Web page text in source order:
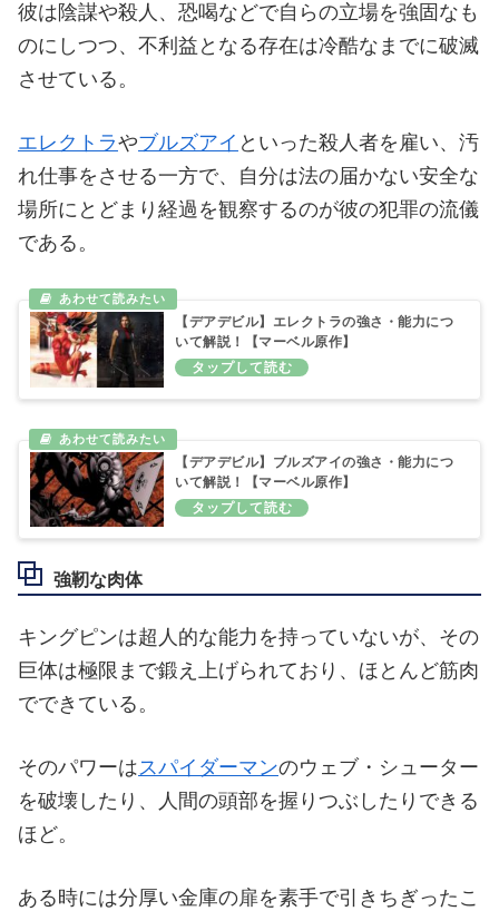
彼は陰謀や殺人、恐喝などで自らの立場を強固なも
のにしつつ、不利益となる存在は冷酷なまでに破滅
させている。
エレクトラやブルズアイ といった殺人者を雇い、汚
れ仕事をさせる一方で、自分は法の届かない安全な
場所にとどまり経過を観察するのが彼の犯罪の流儀
である。
【デアデビル】エレクトラの強さ・能力につ
いて解説！【マーベル原作】
【デアデビル】ブルズアイの強さ・能力につ
いて解説！【マーベル原作】
強靭な肉体
キングピンは超人的な能力を持っていないが、その
巨体は極限まで鍛え上げられており、ほとんど筋肉
でできている。
そのパワーはスパイダーマンのウェブ・シューター
を破壊したり、人間の頭部を握りつぶしたりできる
ほど。
ある時には分厚い金庫の扉を素手で引きちぎったこ